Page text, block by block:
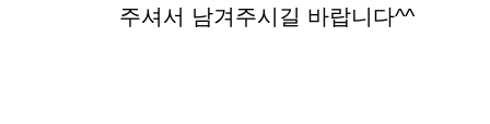
주셔서 남겨주시길 바랍니다^^